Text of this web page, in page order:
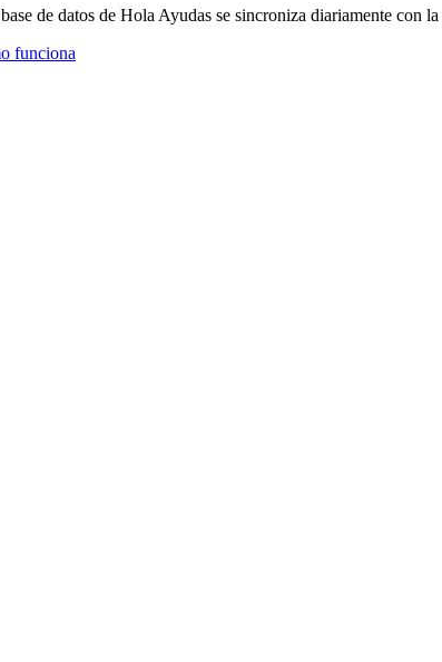
de datos de Hola Ayudas se sincroniza diariamente con la
funciona